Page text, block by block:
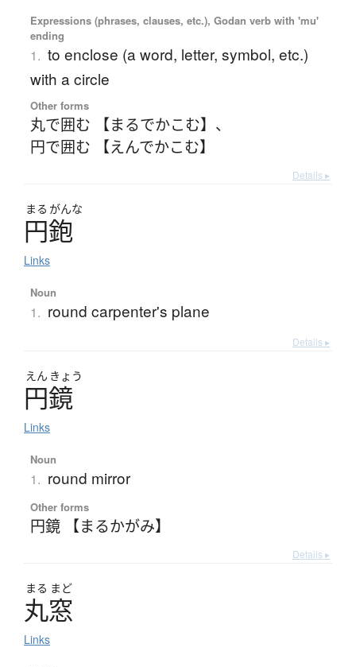
Expressions (phrases, clauses, etc.), Godan verb with 'mu'
ending
1. to enclose (a word, letter, symbol, etc.)
with a circle
Other forms
丸で囲む 【まるでかこむ】 、
円で囲む 【えんでかこむ】
Details ▸
まる がんな
円鉋
Links
Noun
1. round carpenter's plane
Details ▸
えん きょう
円鏡
Links
Noun
1. round mirror
Other forms
円鏡 【まるかがみ】
Details ▸
まる まど
丸窓
Links